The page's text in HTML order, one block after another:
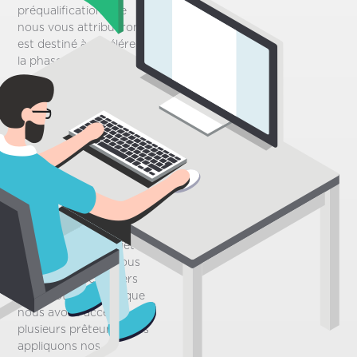
préqualification que
nous vous attribuerons
est destiné à accélérer
la phase initiale du
processus d’achat de
votre maison. Sur la
base des informations
personnelles que vous
fournirez via notre
questionnaire, cela vous
donnera simplement
une bonne idée de tout
ce que vous pouvez
vous permettre lors de
l’achat d’une propriété.
Étant donné que nous
sommes des courtiers
en hypothèques et que
nous avons accès à
plusieurs prêteurs, nous
appliquons nos